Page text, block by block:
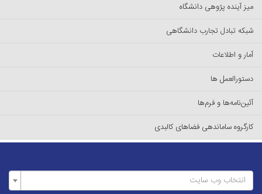
میز آینده پژوهی دانشگاه
شبکه تبادل تجارب دانشگاهی
آمار و اطلاعات
دستورالعمل ها
آئین‌نامه‌ها و فرم‌ها
کارگروه ساماندهی فضاهای کالبدی
انتخاب وب سایت